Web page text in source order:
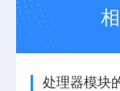
处理器模块